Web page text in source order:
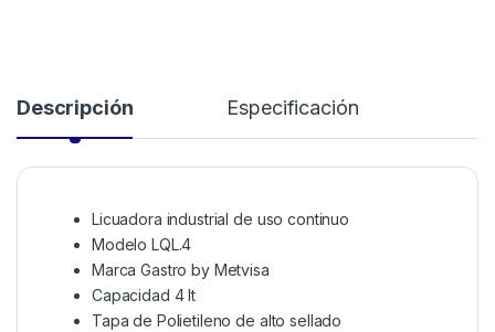
Descripción Especificación
Licuadora industrial de uso continuo
Modelo LQL.4
Marca Gastro by Metvisa
Capacidad 4 lt
Tapa de Polietileno de alto sellado